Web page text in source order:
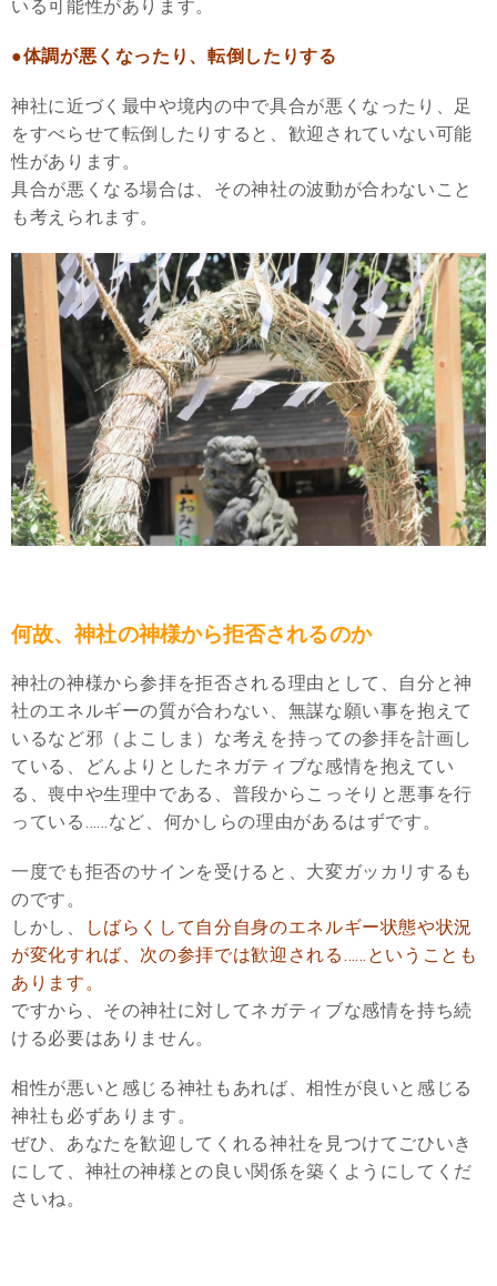
いる可能性があります。
●体調が悪くなったり、転倒したりする
神社に近づく最中や境内の中で具合が悪くなったり、足
をすべらせて転倒したりすると、歓迎されていない可能
性があります。
具合が悪くなる場合は、その神社の波動が合わないこと
も考えられます。
何故、神社の神様から拒否されるのか
神社の神様から参拝を拒否される理由として、自分と神
社のエネルギーの質が合わない、無謀な願い事を抱えて
いるなど邪（よこしま）な考えを持っての参拝を計画し
ている、どんよりとしたネガティブな感情を抱えてい
る、喪中や生理中である、普段からこっそりと悪事を行
っている……など、何かしらの理由があるはずです。
一度でも拒否のサインを受けると、大変ガッカリするも
のです。
しかし、
しばらくして自分自身のエネルギー状態や状況
が変化すれば、次の参拝では歓迎される……ということも
あります。
ですから、その神社に対してネガティブな感情を持ち続
ける必要はありません。
相性が悪いと感じる神社もあれば、相性が良いと感じる
神社も必ずあります。
ぜひ、あなたを歓迎してくれる神社を見つけてごひいき
にして、神社の神様との良い関係を築くようにしてくだ
さいね。